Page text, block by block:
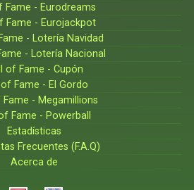
Fame - Eurodreams
Fame - Eurojackpot
- Lotería Navidad
- Lotería Nacional
of Fame - Cupón
of Fame - El Gordo
Fame - Megamillions
Fame - Powerball
Estadísticas
Frecuentes (F.A.Q)
Acerca de